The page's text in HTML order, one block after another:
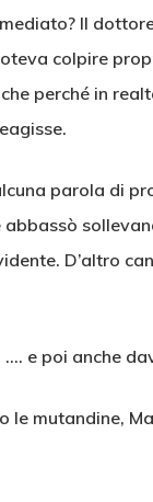
Il
colpire
perché in
parola di
D’altro
e poi anche
mutandine,